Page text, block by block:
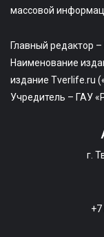
массовой
Главный редактор
Наименование
издание Tverlife.ru
Учредитель – ГАУ
г.